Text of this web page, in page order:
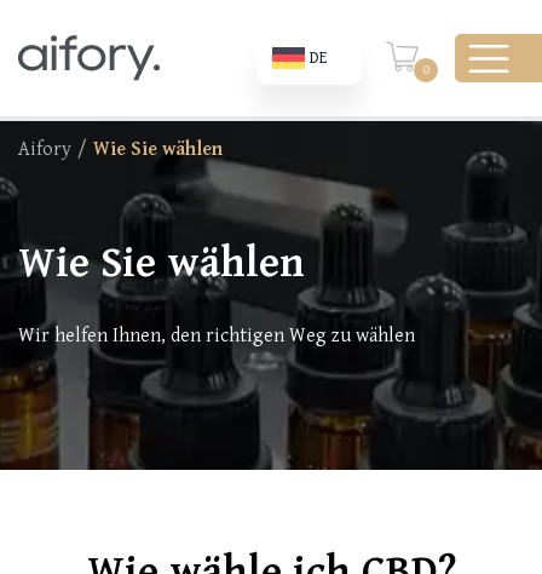
DE
0
Aifory / Wie Sie wählen
Wie Sie wählen
Wir helfen Ihnen, den richtigen Weg zu wählen